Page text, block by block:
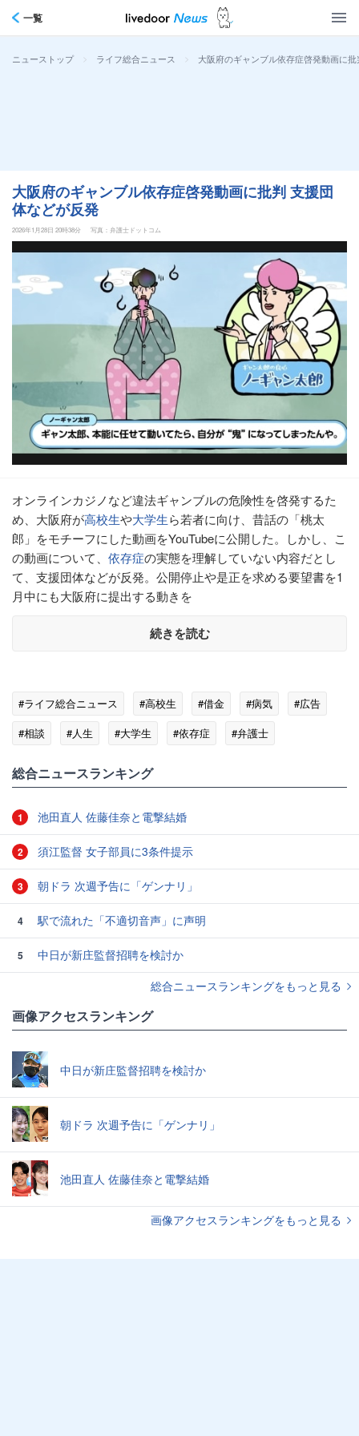
一覧
ニューストップ > ライフ総合ニュース > 大阪府のギャンブル依存症啓発動画に
大阪府のギャンブル依存症啓発動画に批判 支援団
体などが反発
2026年1月28日 20時38分 写真：弁護士ドットコム
オンラインカジノなど違法ギャンブルの危険性を啓発するた
め、大阪府が高校生や大学生ら若者に向け、昔話の「桃太
郎」をモチーフにした動画をYouTubeに公開した。しかし、こ
の動画について、 依存症の実態を理解していない内容だとし
て、支援団体などが反発。公開停止や是正を求める要望書を1
月中にも大阪府に提出する動きを
続きを読む
#ライフ総合ニュース #高校生 #借金 #病気
#広告
#相談
#人生 #大学生 #依存症 #弁護士
総合ニュースランキング
1 池田直人 佐藤佳奈と電撃結婚
2 須江監督 女子部員に3条件提示
3 朝ドラ 次週予告に「ゲンナリ」
4 駅で流れた「不適切音声」に声明
5
中日が新庄監督招聘を検討か
総合ニュースランキングをもっと見る
画像アクセスランキング
中日が新庄監督招聘を検討か
朝ドラ 次週予告に「ゲンナリ」
池田直人 佐藤佳奈と電撃結婚
画像アクセスランキングをもっと見る